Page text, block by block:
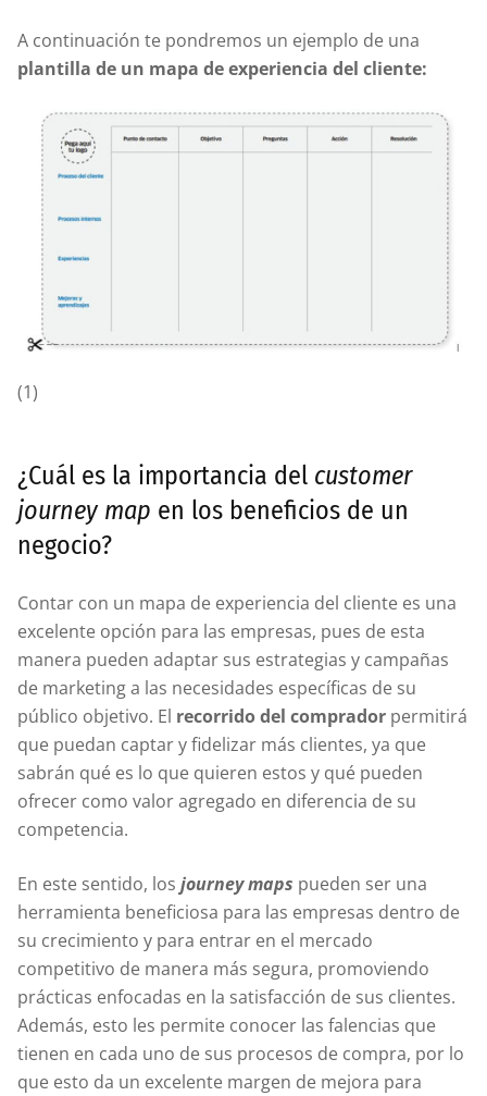
A continuación te pondremos un ejemplo de una
plantilla de un mapa de experiencia del cliente:
(1)
¿Cuál es la importancia del customer
journey map en los beneficios de un
negocio?
Contar con un mapa de experiencia del cliente es una
excelente opción para las empresas, pues de esta
manera pueden adaptar sus estrategias y campañas
de marketing a las necesidades específicas de su
público objetivo. El recorrido del comprador permitirá
que puedan captar y fidelizar más clientes, ya que
sabrán qué es lo que quieren estos y qué pueden
ofrecer como valor agregado en diferencia de su
competencia.
En este sentido, los journey maps pueden ser una
herramienta beneficiosa para las empresas dentro de
su crecimiento y para entrar en el mercado
competitivo de manera más segura, promoviendo
prácticas enfocadas en la satisfacción de sus clientes.
Además, esto les permite conocer las falencias que
tienen en cada uno de sus procesos de compra, por lo
que esto da un excelente margen de mejora para